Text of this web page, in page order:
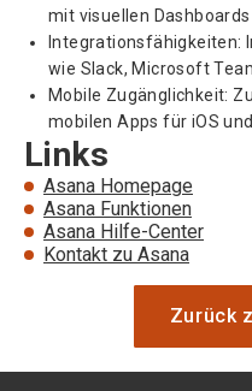
mit visuellen Dashboards
Integrationsfähigkeiten:
wie Slack, Microsoft
Mobile Zugänglichkeit:
mobilen Apps für iOS
Links
Asana Homepage
Asana Funktionen
Asana Hilfe-Center
Kontakt zu Asana
Zurück